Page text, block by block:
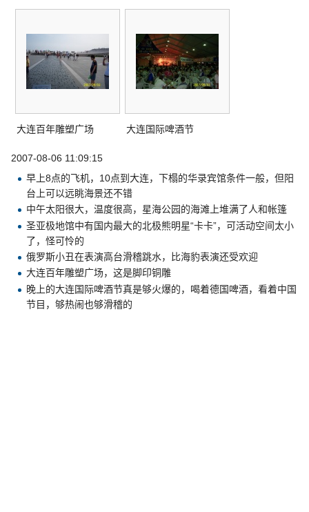
大连百年雕塑广场 大连国际啤酒节
2007-08-06 11:09:15
早上8点的飞机，10点到大连，下榻的华录宾馆条件一般，但阳
台上可以远眺海景还不错
中午太阳很大，温度很高，星海公园的海滩上堆满了人和帐篷
圣亚极地馆中有国内最大的北极熊明星“卡卡”，可活动空间太小
了，怪可怜的
俄罗斯小丑在表演高台滑稽跳水，比海豹表演还受欢迎
大连百年雕塑广场，这是脚印铜雕
晚上的大连国际啤酒节真是够火爆的，喝着德国啤酒，看着中国
节目，够热闹也够滑稽的